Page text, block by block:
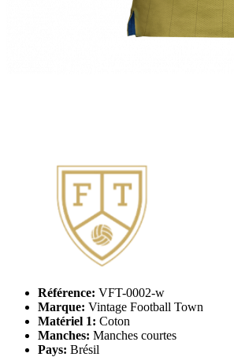
Référence: VFT-0002-w
Marque: Vintage Football Town
Matériel 1: Coton
Manches: Manches courtes
Pays: Brésil